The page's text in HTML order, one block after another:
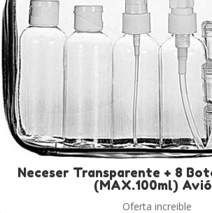
Neceser Transparente + 8
(MAX.100ml)
Oferta increible